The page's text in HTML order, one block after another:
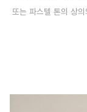
또는 파스텔 톤의 상